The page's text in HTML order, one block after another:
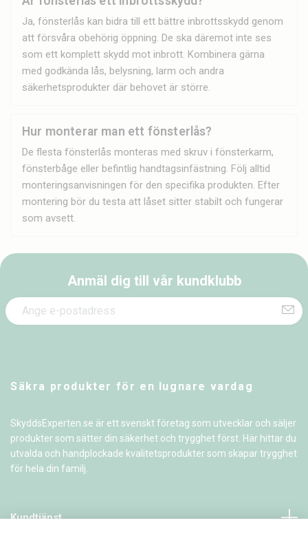
Ja, fönsterlås kan bidra till ett bättre inbrottsskydd genom
att försvåra obehörig öppning. De ska däremot inte ses
som ett komplett skydd mot inbrott. Kombinera gärna
med godkända lås, belysning, larm och andra
säkerhetsprodukter där behovet är större.
Hur monterar man ett fönsterlås?
De flesta fönsterlås monteras med skruv i fönsterkarm,
fönsterbåge eller befintlig handtagsinfästning. Följ alltid
monteringsanvisningen för den specifika produkten. Efter
montering bör du testa att låset sitter stabilt och fungerar
som avsett.
Anmäl dig till vår kundklubb
Säkra produkter för en lugnare vardag
SkyddsExperten.se är ett svenskt företag som utvecklar och säljer
produkter som sätter din säkerhet och trygghet först. Här hittar du
utvalda och handplockade kvalitetsprodukter som skapar trygghet
för hela din familj.
Kundtjänst